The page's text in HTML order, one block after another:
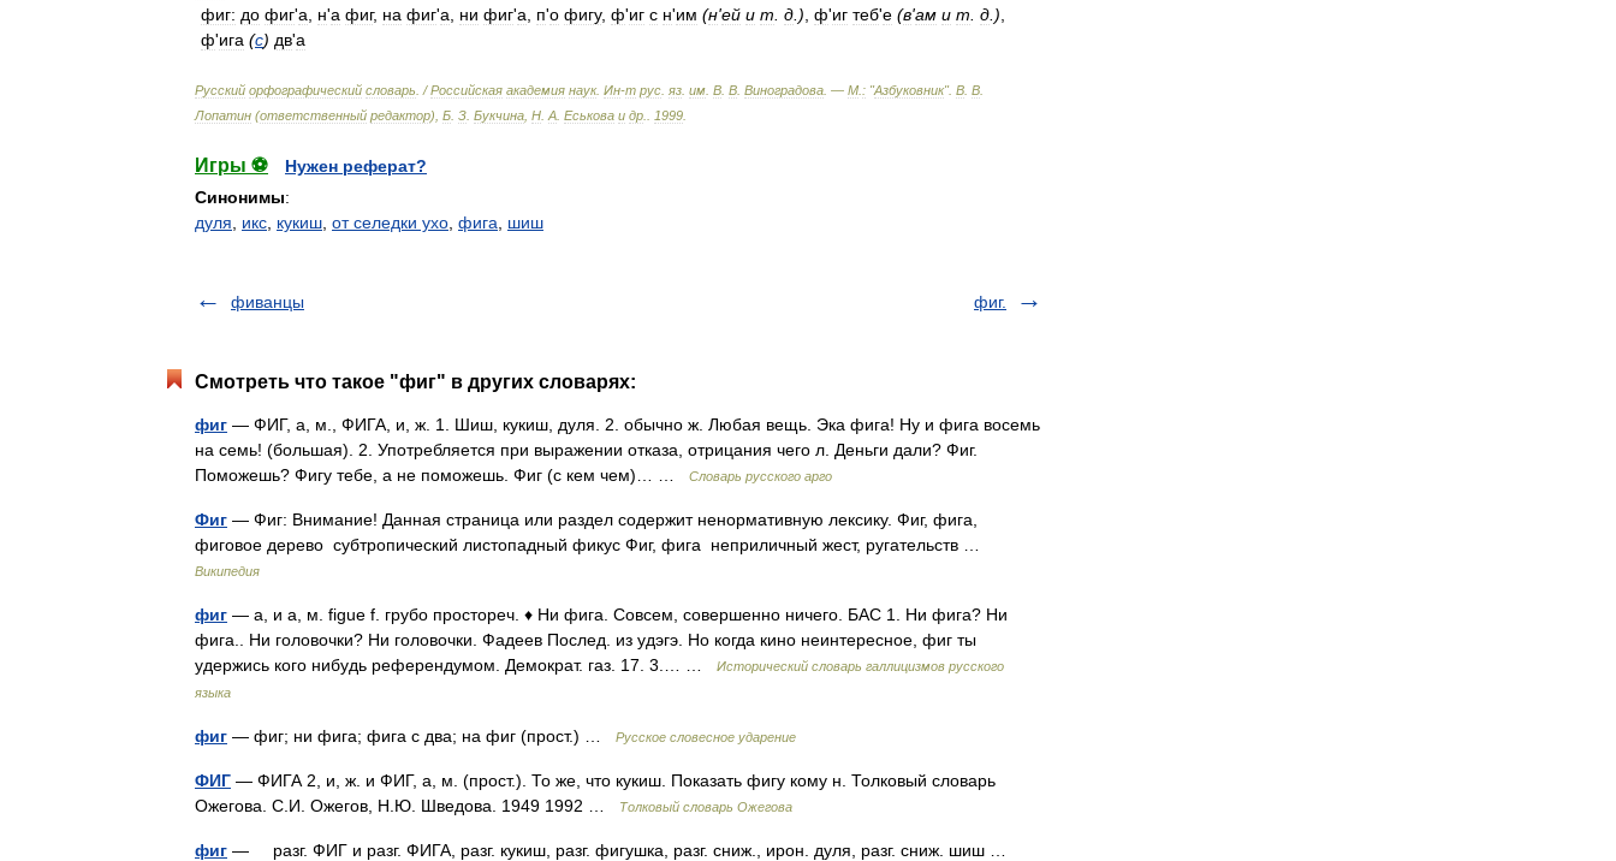
фиг: до фиг'а н'а фиг, на фиг'а ни фиг'а п'о фигу, ф'иг с н'им (н'ей и т д .) ф'иг теб'е (в'ам и т д .)
ф'ига (с) дв'а
Русский орфографический словарь . /Российская академия наук. Ин-т рус яз им В В Виноградова . — М : "Азбуковник". В В
Лопатин (ответственный редактор), Б З Букчина Н А Еськова и др 1999
Игры ⚽
Нужен реферат?
Синонимы:
дуля
икс кукиш от селедки ухо фига шиш
фиванцы фиг.
Смотреть что такое "фиг" в других словарях:
фиг — ФИГ, а, м., ФИГА, и, ж. 1. Шиш, кукиш, дуля. 2. обычно ж. Любая вещь. Эка фига! Ну и фига восемь
на семь! (большая). 2. Употребляется при выражении отказа, отрицания чего л. Деньги дали? Фиг.
Поможешь? Фигу тебе, а не поможешь. Фиг (с кем чем)… …
Словарь русского арго
Фиг — Фиг: Внимание! Данная страница или раздел содержит ненормативную лексику. Фиг, фига,
фиговое дерево субтропический листопадный фикус Фиг, фига неприличный жест, ругательств …
Википедия
фиг — а, и а, м. figue f. грубо простореч. ♦ Ни фига. Совсем, совершенно ничего. БАС 1. Ни фига? Ни
фига.. Ни головочки? Ни головочки. Фадеев Послед. из удэгэ. Но когда кино неинтересное, фиг ты
удержись кого нибудь референдумом. Демократ. газ. 17. 3.… …
Исторический словарь галлицизмов русского
языка
фиг — фиг; ни фига; фига с два; на фиг (прост.) … Русское словесное ударение
ФИГ — ФИГА 2, и, ж. и ФИГ, а, м. (прост.). То же, что кукиш. Показать фигу кому н. Толковый словарь
Ожегова. С.И. Ожегов, Н.Ю. Шведова. 1949 1992 …
Толковый словарь Ожегова
фиг — разг. ФИГ и разг. ФИГА, разг. кукиш, разг. фигушка, разг. сниж., ирон. дуля, разг. сниж. шиш …